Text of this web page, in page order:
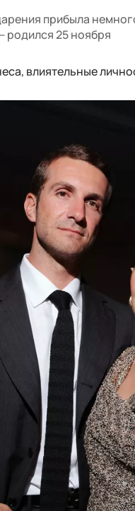
прибыла
родился 25 ноября
влиятельные